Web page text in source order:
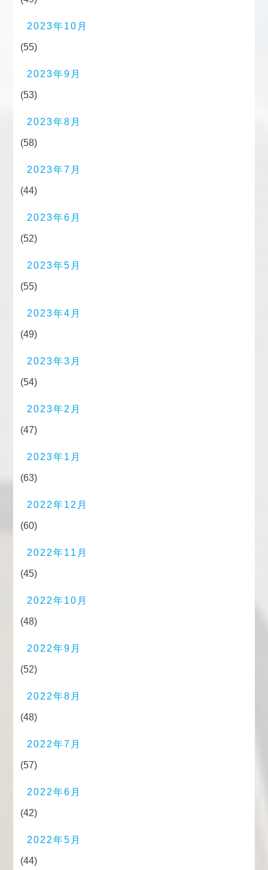
2023年10月
(55)
2023年9月
(53)
2023年8月
(58)
2023年7月
(44)
2023年6月
(52)
2023年5月
(55)
2023年4月
(49)
2023年3月
(54)
2023年2月
(47)
2023年1月
(63)
2022年12月
(60)
2022年11月
(45)
2022年10月
(48)
2022年9月
(52)
2022年8月
(48)
2022年7月
(57)
2022年6月
(42)
2022年5月
(44)